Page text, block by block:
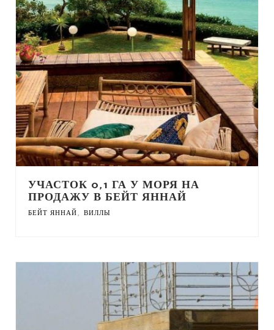
УЧАСТОК 0,1 ГА У МОРЯ НА
ПРОДАЖУ В БЕЙТ ЯННАЙ
БЕЙТ ЯННАЙ, ВИЛЛЫ